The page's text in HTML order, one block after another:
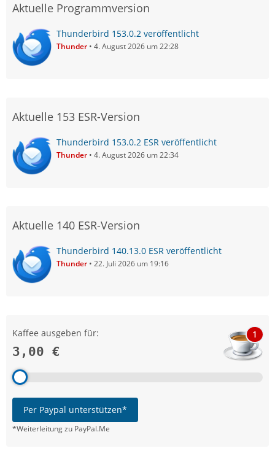
Aktuelle Programmversion
Thunderbird 153.0.2 veröffentlicht
Thunder 4. August 2026 um 22:28
Aktuelle 153 ESR-Version
Thunderbird 153.0.2 ESR veröffentlicht
Thunder 4. August 2026 um 22:34
Aktuelle 140 ESR-Version
Thunderbird 140.13.0 ESR veröffentlicht
Thunder 22. Juli 2026 um 19:16
Kaffee ausgeben für:
3,00 €
1
Per Paypal unterstützen*
*Weiterleitung zu PayPal.Me